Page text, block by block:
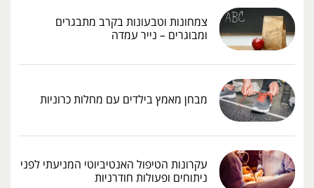
צמחונות וטבעונות בקרב מתבגרים
ומבוגרים – נייר עמדה
מבחן מאמץ בילדים עם מחלות כרוניות
עקרונות הטיפול האנטיביוטי המניעתי לפני
ניתוחים ופעולות חודרניות